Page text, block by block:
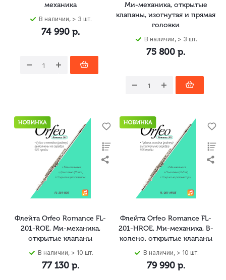
механика
В наличии, > 3 шт.
74 990р.
Ми-механика, открытые
клапаны, изогнутая и прямая
головки
В наличии, > 3 шт.
75 800 р.
Флейта Orfeo Romance FL-
201-ROE, Ми-механика,
открытые клапаны
В наличии, > 10 шт.
77 130р.
Флейта Orfeo Romance FL-
201-HROE, Ми-механика, B-
колено, открытые клапаны
В наличии, > 10 шт.
79 990р.